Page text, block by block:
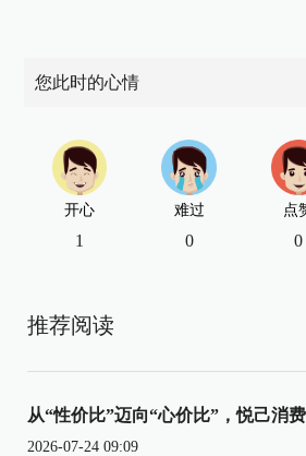
您此时的心情
开心
1
难过
0
点
0
推荐阅读
从“性价比”迈向“心价比”，悦己消
2026-07-24 09:09